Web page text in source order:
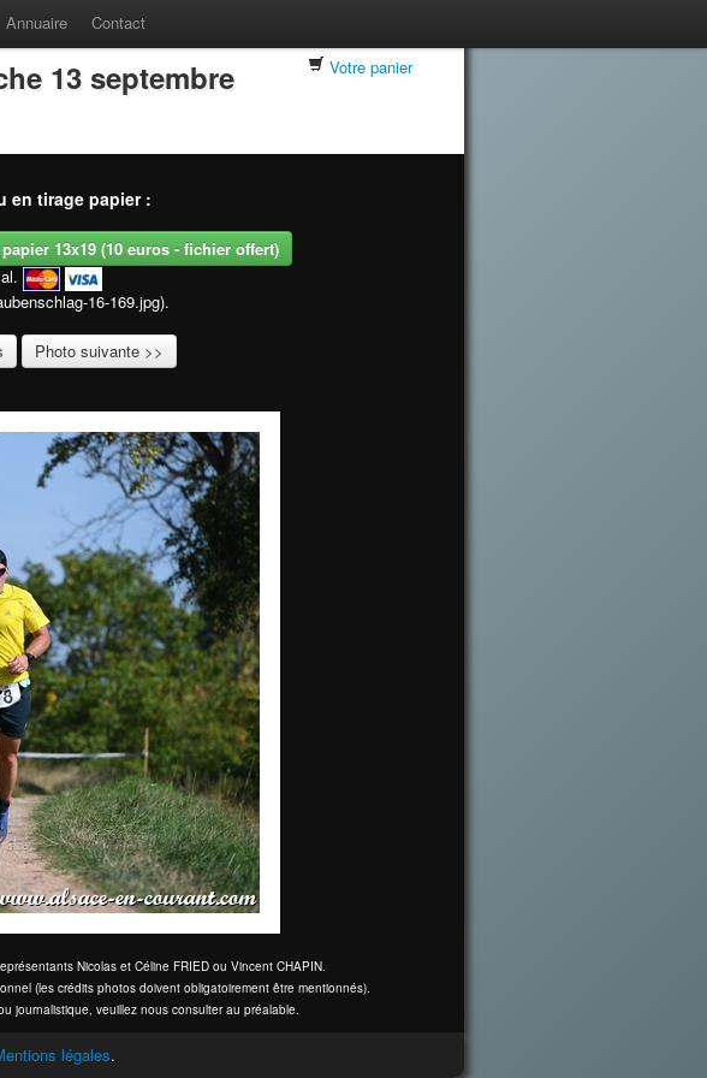
Annuaire Contact
13 septembre
Votre panier
en tirage papier :
13x19 (10 euros - fichier offert)
16-169.jpg).
Photo suivante >>
Nicolas et Céline FRIED ou Vincent CHAPIN.
(les crédits photos doivent obligatoirement être mentionnés).
journalistique, veuillez nous consulter au préalable.
légales.